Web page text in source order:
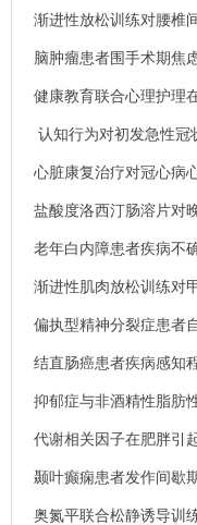
的相关性.
渐进性放松训练对腰椎
响.
脑肿瘤患者围手术期焦
健康教育联合心理护理
认知行为对初发急性冠
及睡眠质量的影响.
心脏康复治疗对冠心病
盐酸度洛西汀肠溶片对
β-内啡肽水平的影响.
老年白内障患者疾病不
渐进性肌肉放松训练对
态的影响分析.
偏执型精神分裂症患者
结直肠癌患者疾病感知
抑郁症与非酒精性脂肪
代谢相关因子在肥胖引
颞叶癫痫患者发作间歇
析.
奥氮平联合松静诱导训